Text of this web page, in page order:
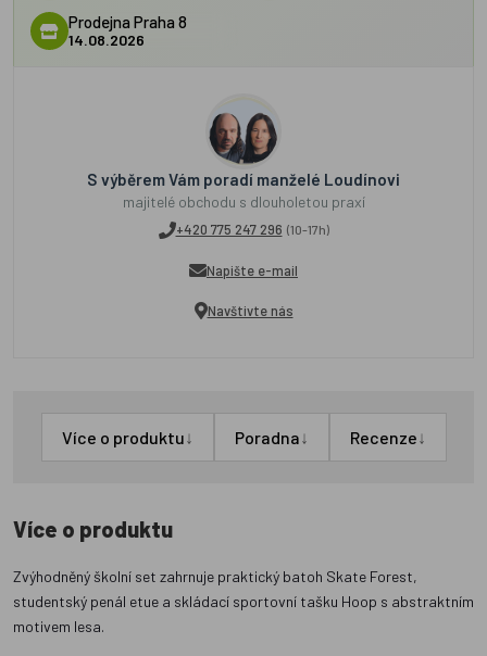
Prodejna Praha 8
14.08.2026
S výběrem Vám poradí manželé Loudínovi
majitelé obchodu s dlouholetou praxí
+420 775 247 296 (10-17h)
Napište e-mail
Navštivte nás
Více o produktu↓ Poradna↓ Recenze↓
Více o produktu
Zvýhodněný školní set zahrnuje praktický batoh Skate Forest,
studentský penál etue a skládací sportovní tašku Hoop s abstraktním
motivem lesa.